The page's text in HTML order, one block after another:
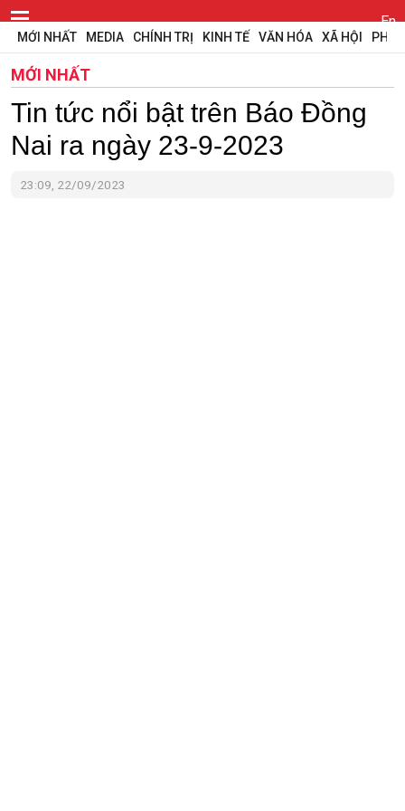
En
MỚI NHẤT MEDIA CHÍNH TRỊ KINH TẾ VĂN HÓA XÃ HỘI
MỚI NHẤT
Tin tức nổi bật trên Báo Đồng
Nai ra ngày 23-9-2023
23:09, 22/09/2023